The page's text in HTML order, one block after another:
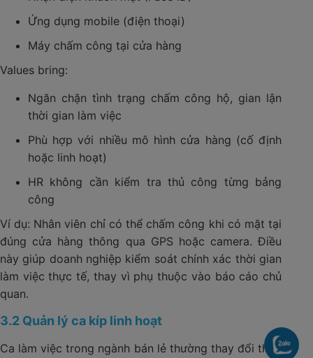
Ứng dụng mobile (điện thoại)
Máy chấm công tại cửa hàng
Values bring:
Ngăn chặn tình trạng chấm công hộ, gian lận
thời gian làm việc
Phù hợp với nhiều mô hình cửa hàng (cố định
hoặc linh hoạt)
HR không cần kiểm tra thủ công từng bảng
công
Ví dụ: Nhân viên chỉ có thể chấm công khi có mặt tại
đúng cửa hàng thông qua GPS hoặc camera. Điều
này giúp doanh nghiệp kiểm soát chính xác thời gian
làm việc thực tế, thay vì phụ thuộc vào báo cáo chủ
quan.
3.2 Quản lý ca kíp linh hoạt
Ca làm việc trong ngành bán lẻ thường thay đổi theo